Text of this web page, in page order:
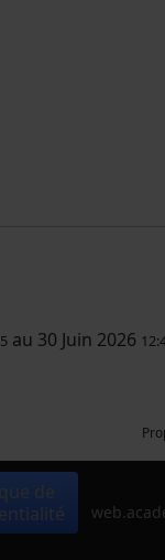
au 30 Juin 2026
de